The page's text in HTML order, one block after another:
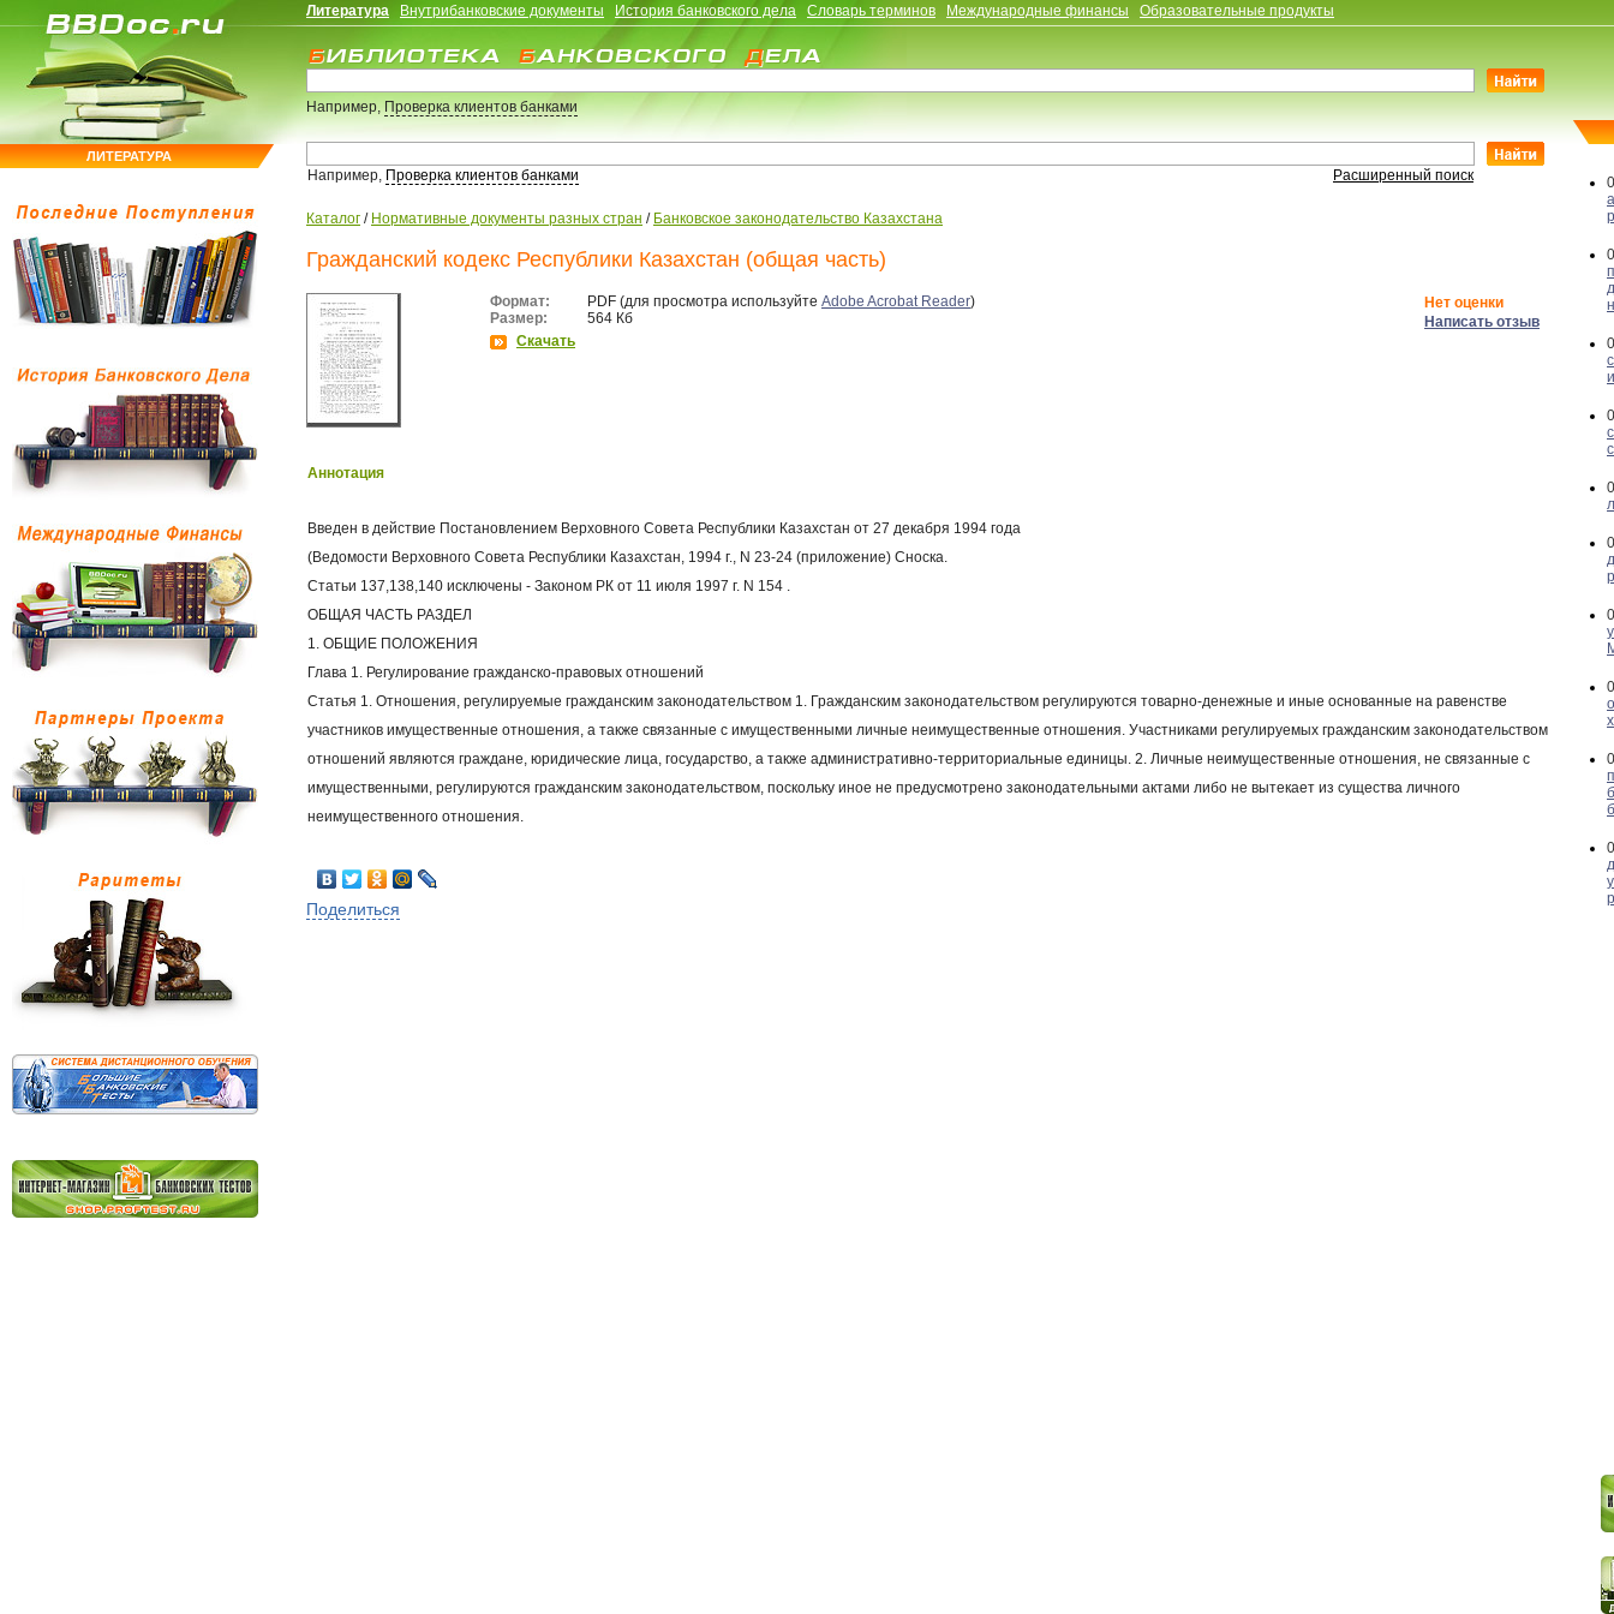
ЛИТЕРАТУРА
Литература Внутрибанковские документы История банковского дела Словарь терминов Международные финансы Образовательные продукты
Например,Проверка клиентов банками
Например, Проверка клиентов банками Расширенный поиск
Каталог / Нормативные документы разных стран / Банковское законодательство Казахстана
Гражданский кодекс Республики Казахстан (общая часть)
Формат: PDF (для просмотра используйте Adobe Acrobat Reader)
Размер:
564 Кб
Скачать
Нет оценки
Написать отзыв
Аннотация
Введен в действие Постановлением Верховного Совета Республики Казахстан от 27 декабря 1994 года
(Ведомости Верховного Совета Республики Казахстан, 1994 г., N 23-24 (приложение) Cноска.
Статьи 137,138,140 исключены - Законом РК от 11 июля 1997 г. N 154 .
ОБЩАЯ ЧАСТЬ РАЗДЕЛ
1. ОБЩИЕ ПОЛОЖЕНИЯ
Глава 1. Регулирование гражданско-правовых отношений
Статья 1. Отношения, регулируемые гражданским законодательством 1. Гражданским законодательством регулируются товарно-денежные и иные основанные на равенстве
участников имущественные отношения, а также связанные с имущественными личные неимущественные отношения. Участниками регулируемых гражданским законодательством
отношений являются граждане, юридические лица, государство, а также административно-территориальные единицы. 2. Личные неимущественные отношения, не связанные с
имущественными, регулируются гражданским законодательством, поскольку иное не предусмотрено законодательными актами либо не вытекает из существа личного
неимущественного отношения.
Поделиться